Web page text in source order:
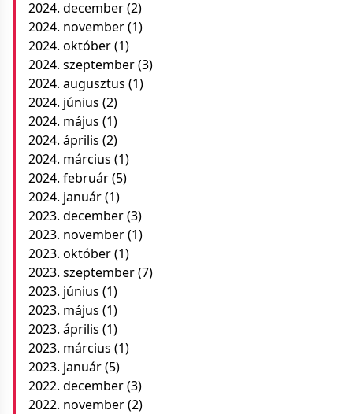
2024. december(2)
2024. november(1)
2024. október(1)
2024. szeptember(3)
2024. augusztus (1)
2024. június (2)
2024. május (1)
2024. április (2)
2024. március (1)
2024. február(5)
2024. január(1)
2023. december(3)
2023. november(1)
2023. október(1)
2023. szeptember(7)
2023. június (1)
2023. május (1)
2023. április (1)
2023. március (1)
2023. január(5)
2022. december(3)
2022. november(2)